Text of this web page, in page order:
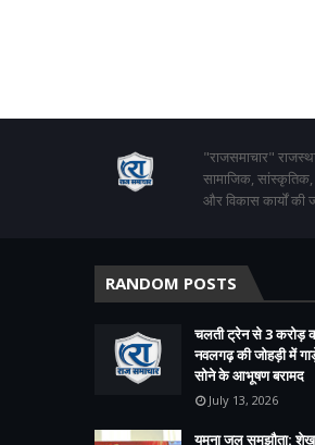
"राजसमाचार"
सामाजिक,
और विकास कार्यों
RANDOM POSTS
चलती ट्रेन से 3 करोड़
नवलगढ़ की जोहड़ी में
सोने के आभूषण बरामद
July 13, 2026
यमुना जल समझौता: